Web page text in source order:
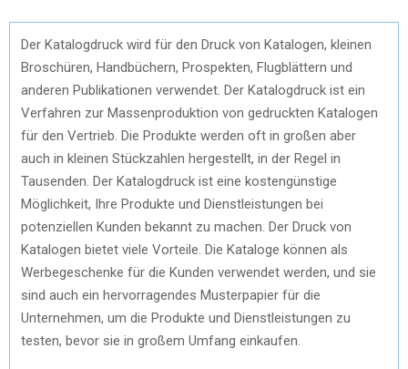
Der Katalogdruck wird für den Druck von Katalogen, kleinen
Broschüren, Handbüchern, Prospekten, Flugblättern und
anderen Publikationen verwendet. Der Katalogdruck ist ein
Verfahren zur Massenproduktion von gedruckten Katalogen
für den Vertrieb. Die Produkte werden oft in großen aber
auch in kleinen Stückzahlen hergestellt, in der Regel in
Tausenden. Der Katalogdruck ist eine kostengünstige
Möglichkeit, Ihre Produkte und Dienstleistungen bei
potenziellen Kunden bekannt zu machen. Der Druck von
Katalogen bietet viele Vorteile. Die Kataloge können als
Werbegeschenke für die Kunden verwendet werden, und sie
sind auch ein hervorragendes Musterpapier für die
Unternehmen, um die Produkte und Dienstleistungen zu
testen, bevor sie in großem Umfang einkaufen.